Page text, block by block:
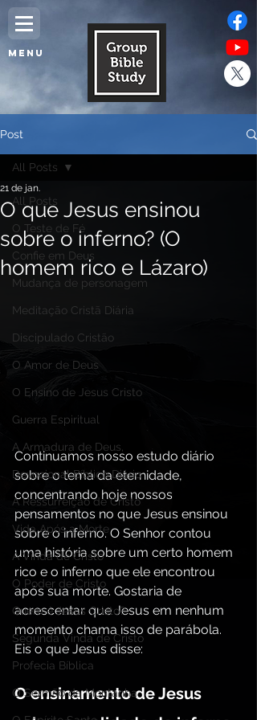
MENU
Post
All Posts
O Teste de Fé
Confie em Deus
Mudança de personagem
Meditação Cristã Diária
Discipulado Cristão
O Amor de Deus
O Ensino de Jesus Cristo
Guerra Espiritual
A Armadura de Deus,
Devocional Bíblico Diário
A Ressurreição de Cristo
Vida Após a Morte
A Vinda de Cristo
O Poder de Cristo
Quem é Jesus Cristo?
Segunda Vinda de Cristo
Profecia Bíblica
O Sermão da Montanha
All Posts
O que Jesus ensinou
sobre o inferno? (O
homem rico e Lázaro)
21 de jan.
Continuamos nosso estudo diário
sobre o tema da eternidade,
concentrando hoje nossos
pensamentos no que Jesus ensinou
sobre o inferno. O Senhor contou
uma história sobre um certo homem
rico e o inferno que ele encontrou
após sua morte. Gostaria de
acrescentar que Jesus em nenhum
momento chama isso de parábola.
Eis o que Jesus disse:
O ensinamento de Jesus